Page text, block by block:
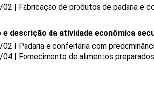
| Fabricação de produtos de padaria e
e descrição da atividade econômica
| Padaria e confeitaria com
| Fornecimento de alimentos